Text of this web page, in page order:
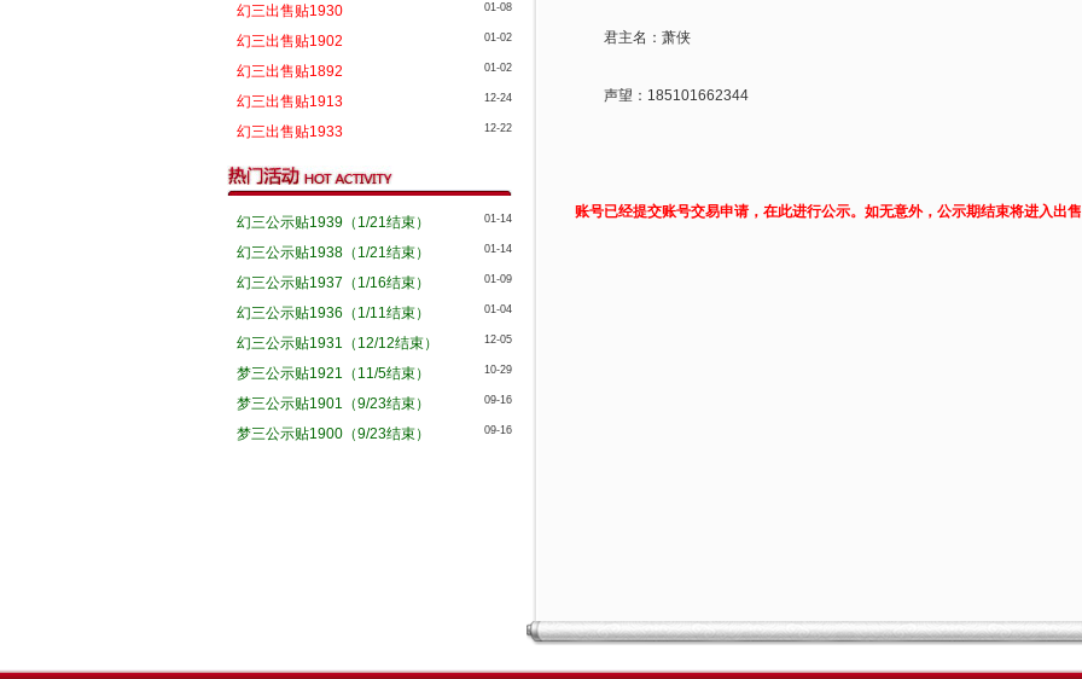
01-08
幻三出售贴1930
01-02
幻三出售贴1902
01-02
幻三出售贴1892
12-24
幻三出售贴1913
12-22
幻三出售贴1933
01-14
幻三公示贴1939（1/21结束）
01-14
幻三公示贴1938（1/21结束）
01-09
幻三公示贴1937（1/16结束）
01-04
幻三公示贴1936（1/11结束）
12-05
幻三公示贴1931（12/12结束）
10-29
梦三公示贴1921（11/5结束）
09-16
梦三公示贴1901（9/23结束）
09-16
梦三公示贴1900（9/23结束）
君主名：萧侠
声望：185101662344
账号已经提交账号交易申请，在此进行公示。如无意外，公示期结束将进入出